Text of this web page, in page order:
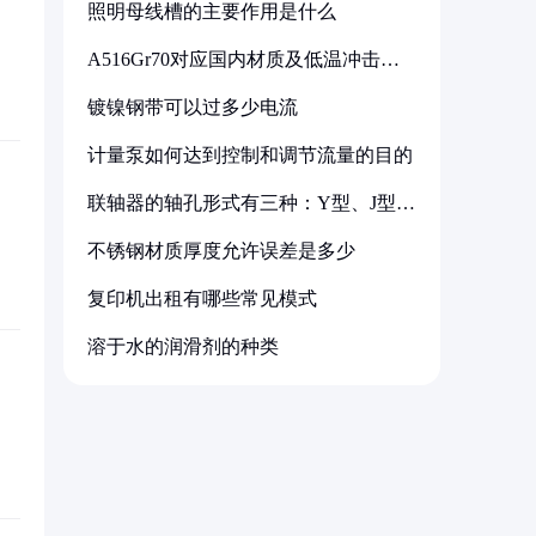
照明母线槽的主要作用是什么
A516Gr70对应国内材质及低温冲击要
镀镍钢带可以过多少电流
计量泵如何达到控制和调节流量的目的
联轴器的轴孔形式有三种：Y型、J型、
不锈钢材质厚度允许误差是多少
复印机出租有哪些常见模式
溶于水的润滑剂的种类